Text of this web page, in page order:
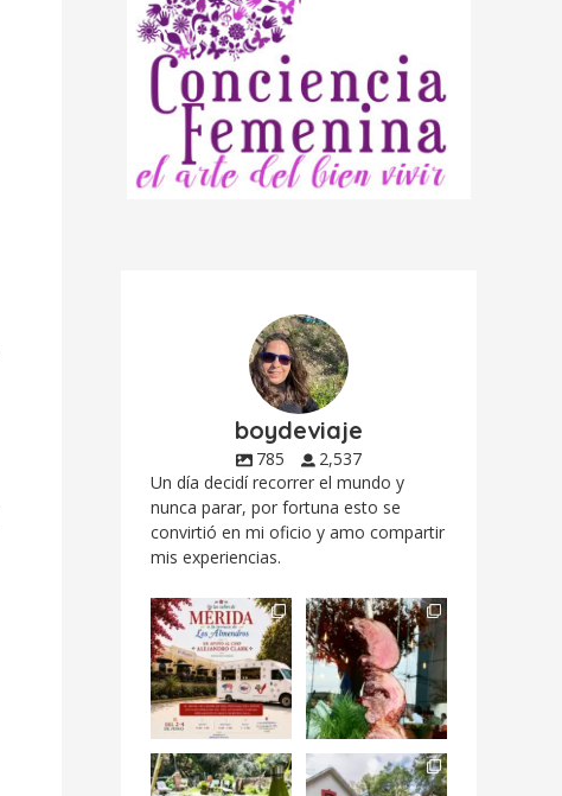
boydeviaje
785
2,537
Un día decidí recorrer el mundo y
nunca parar, por fortuna esto se
convirtió en mi oficio y amo compartir
mis experiencias.
Siempre me mueven
las causas y comer
con causa es...
12 0
Fuimos a celebrar a
mis dos #mamás
más cercanas mi...
17 0
Levantarse, escuchar
el río correr y sentir
Esta
#NochedeMuseos